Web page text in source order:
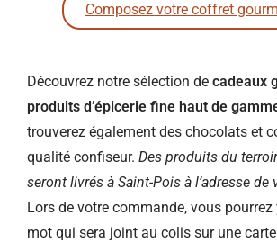
Composez votre coffret
Découvrez notre sélection de cadeaux
produits d’épicerie fine haut de
trouverez également des chocolats et
qualité confiseur. Des produits du
seront livrés à Saint-Pois à l’adresse de
Lors de votre commande, vous pourrez
mot qui sera joint au colis sur une